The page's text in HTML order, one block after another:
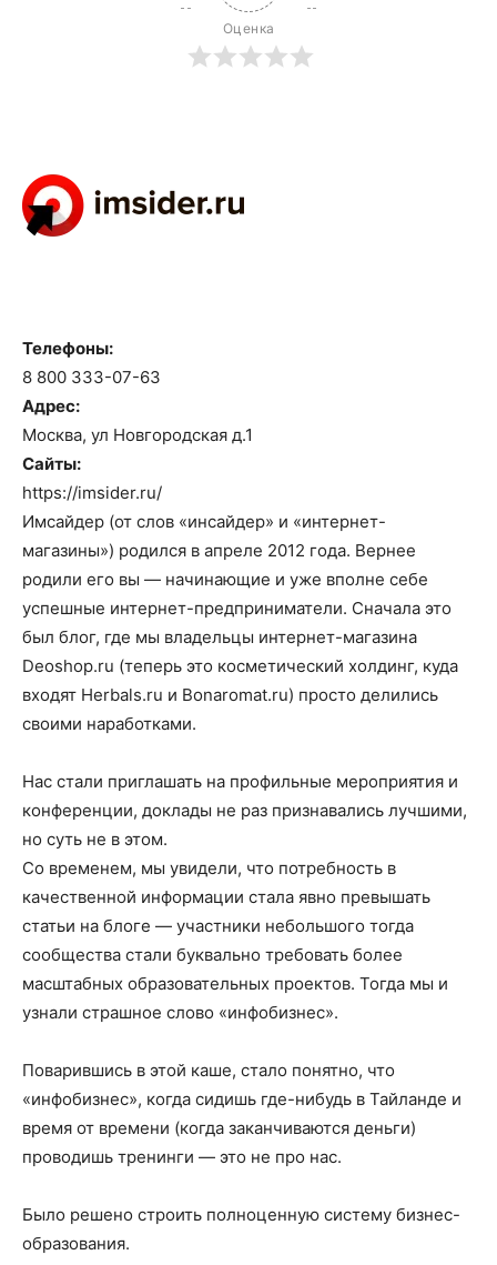
Оценка
Телефоны:
8 800 333-07-63
Адрес:
Москва, ул Новгородская д.1
Сайты:
https://imsider.ru/
Имсайдер (от слов «инсайдер» и «интернет-
магазины») родился в апреле 2012 года. Вернее
родили его вы — начинающие и уже вполне себе
успешные интернет-предприниматели. Сначала это
был блог, где мы владельцы интернет-магазина
Deoshop.ru (теперь это косметический холдинг, куда
входят Herbals.ru и Bonaromat.ru) просто делились
своими наработками.
Нас стали приглашать на профильные мероприятия и
конференции, доклады не раз признавались лучшими,
но суть не в этом.
Со временем, мы увидели, что потребность в
качественной информации стала явно превышать
статьи на блоге — участники небольшого тогда
сообщества стали буквально требовать более
масштабных образовательных проектов. Тогда мы и
узнали страшное слово «инфобизнес».
Поварившись в этой каше, стало понятно, что
«инфобизнес», когда сидишь где-нибудь в Тайланде и
время от времени (когда заканчиваются деньги)
проводишь тренинги — это не про нас.
Было решено строить полноценную систему бизнес-
образования.